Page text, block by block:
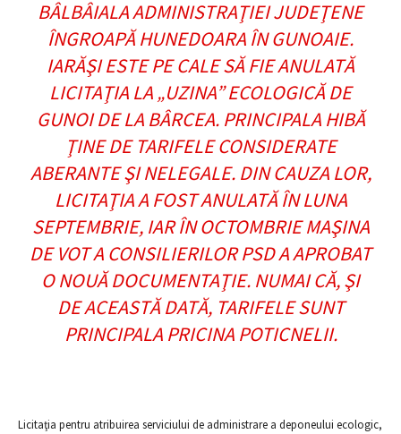
BÂLBÂIALA ADMINISTRAŢIEI JUDEŢENE
ÎNGROAPĂ HUNEDOARA ÎN GUNOAIE.
IARĂŞI ESTE PE CALE SĂ FIE ANULATĂ
LICITAŢIA LA „UZINA” ECOLOGICĂ DE
GUNOI DE LA BÂRCEA. PRINCIPALA HIBĂ
ŢINE DE TARIFELE CONSIDERATE
ABERANTE ŞI NELEGALE. DIN CAUZA LOR,
LICITAŢIA A FOST ANULATĂ ÎN LUNA
SEPTEMBRIE, IAR ÎN OCTOMBRIE MAŞINA
DE VOT A CONSILIERILOR PSD A APROBAT
O NOUĂ DOCUMENTAŢIE. NUMAI CĂ, ŞI
DE ACEASTĂ DATĂ, TARIFELE SUNT
PRINCIPALA PRICINA POTICNELII.
Licitaţia pentru atribuirea serviciului de administrare a deponeului ecologic,